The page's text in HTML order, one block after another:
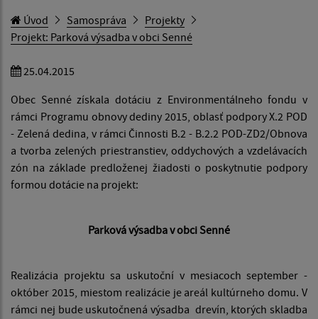
Úvod Samospráva
Projekty
Projekt: Parková výsadba v obci Senné
25.04.2015
Obec Senné získala dotáciu z Environmentálneho fondu v
rámci Programu obnovy dediny 2015, oblasť podpory X.2 POD
- Zelená dedina, v rámci Činnosti B.2 - B.2.2 POD-ZD2/Obnova
a tvorba zelených priestranstiev, oddychových a vzdelávacích
zón na základe predloženej žiadosti o poskytnutie podpory
formou dotácie na projekt:
Parková výsadba v obci Senné
Realizácia projektu sa uskutoční v mesiacoch september -
október 2015, miestom realizácie je areál kultúrneho domu. V
rámci nej bude uskutočnená výsadba drevín, ktorých skladba